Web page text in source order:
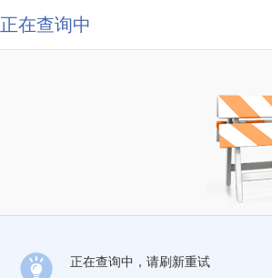
正在查询中
正在查询中，请刷新重试